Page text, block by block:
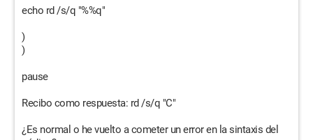
echo rd /s/q "%%q"
)
)
pause
Recibo como respuesta: rd /s/q "C"
¿Es normal o he vuelto a cometer un error en la sintaxis del